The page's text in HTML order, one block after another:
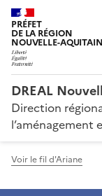
PRÉFET
DE LA RÉGION
NOUVELLE-
DREAL
Direction
l’aménagement
Voir le fil d'Ariane